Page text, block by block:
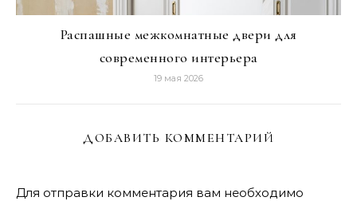
Распашные межкомнатные двери для
современного интерьера
19 мая 2026
ДОБАВИТЬ КОММЕНТАРИЙ
Для отправки комментария вам необходимо